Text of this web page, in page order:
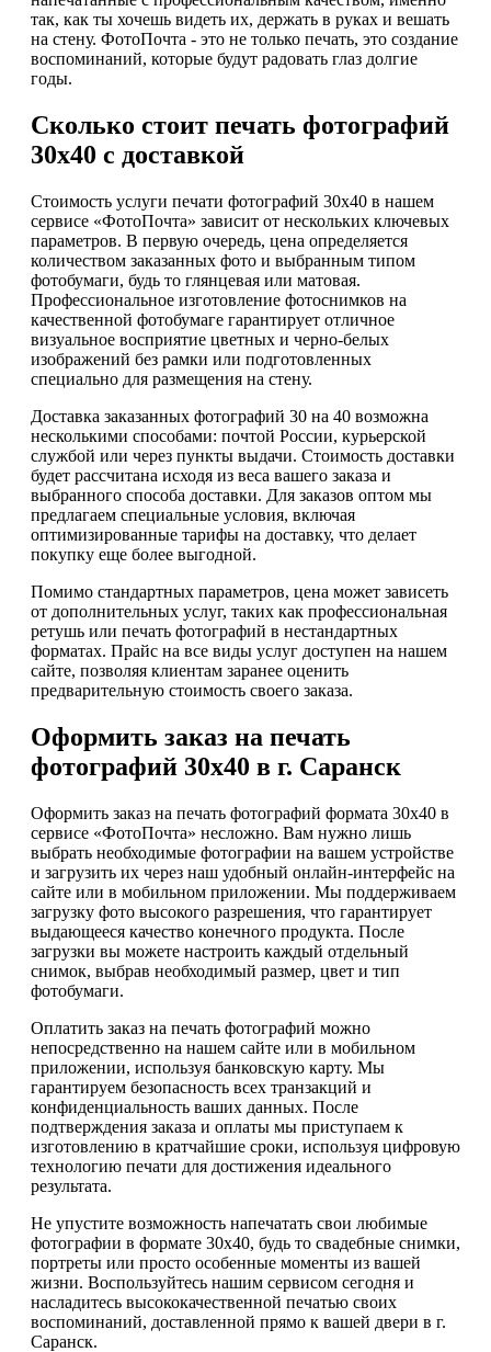
так, как ты хочешь видеть их, держать в руках и вешать
на стену. ФотоПочта - это не только печать, это создание
воспоминаний, которые будут радовать глаз долгие
годы.
Сколько стоит печать фотографий
30х40 с доставкой
Стоимость услуги печати фотографий 30х40 в нашем
сервисе «ФотоПочта» зависит от нескольких ключевых
параметров. В первую очередь, цена определяется
количеством заказанных фото и выбранным типом
фотобумаги, будь то глянцевая или матовая.
Профессиональное изготовление фотоснимков на
качественной фотобумаге гарантирует отличное
визуальное восприятие цветных и черно-белых
изображений без рамки или подготовленных
специально для размещения на стену.
Доставка заказанных фотографий 30 на 40 возможна
несколькими способами: почтой России, курьерской
службой или через пункты выдачи. Стоимость доставки
будет рассчитана исходя из веса вашего заказа и
выбранного способа доставки. Для заказов оптом мы
предлагаем специальные условия, включая
оптимизированные тарифы на доставку, что делает
покупку еще более выгодной.
Помимо стандартных параметров, цена может зависеть
от дополнительных услуг, таких как профессиональная
ретушь или печать фотографий в нестандартных
форматах. Прайс на все виды услуг доступен на нашем
сайте, позволяя клиентам заранее оценить
предварительную стоимость своего заказа.
Оформить заказ на печать
фотографий 30х40 в г. Саранск
Оформить заказ на печать фотографий формата 30х40 в
сервисе «ФотоПочта» несложно. Вам нужно лишь
выбрать необходимые фотографии на вашем устройстве
и загрузить их через наш удобный онлайн-интерфейс на
сайте или в мобильном приложении. Мы поддерживаем
загрузку фото высокого разрешения, что гарантирует
выдающееся качество конечного продукта. После
загрузки вы можете настроить каждый отдельный
снимок, выбрав необходимый размер, цвет и тип
фотобумаги.
Оплатить заказ на печать фотографий можно
непосредственно на нашем сайте или в мобильном
приложении, используя банковскую карту. Мы
гарантируем безопасность всех транзакций и
конфиденциальность ваших данных. После
подтверждения заказа и оплаты мы приступаем к
изготовлению в кратчайшие сроки, используя цифровую
технологию печати для достижения идеального
результата.
Не упустите возможность напечатать свои любимые
фотографии в формате 30х40, будь то свадебные снимки,
портреты или просто особенные моменты из вашей
жизни. Воспользуйтесь нашим сервисом сегодня и
насладитесь высококачественной печатью своих
воспоминаний, доставленной прямо к вашей двери в г.
Саранск.